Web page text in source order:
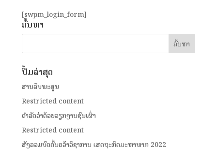
[swpm_login_form]
ຄົ້ນຫາ
ປື້ມລ່າສຸດ
ສານລຶບພະສູນ
Restricted content
ດໍາລັດວ່າດ້ວຍວຽກງານຊົນເຜົ່າ
Restricted content
ສັງລວມບົດຄົ້ນຄວ້າວິຊາການ ເສດຖະກິດມະຫາພາກ 2022